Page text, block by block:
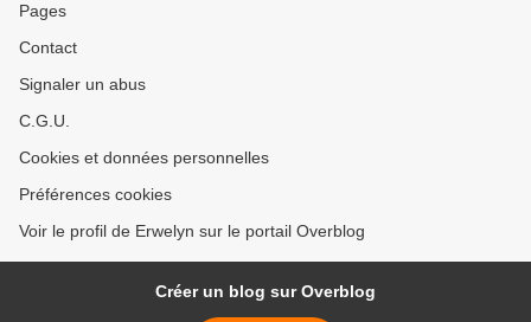
Pages
Contact
Signaler un abus
C.G.U.
Cookies et données personnelles
Préférences cookies
Voir le profil de Erwelyn sur le portail Overblog
Créer un blog sur Overblog